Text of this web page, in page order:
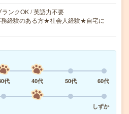
ンクOK / 英語力不要
経験のある方★社会人経験★自宅に
代 40代 50代
60代
しずか